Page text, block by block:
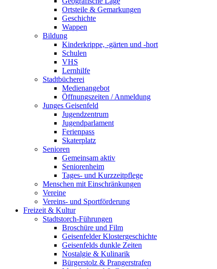
Ortsteile & Gemarkungen
Geschichte
Wappen
Bildung
Kinderkrippe, -gärten und -hort
Schulen
VHS
Lernhilfe
Stadtbücherei
Medienangebot
Öffnungszeiten / Anmeldung
Junges Geisenfeld
Jugendzentrum
Jugendparlament
Ferienpass
Skaterplatz
Senioren
Gemeinsam aktiv
Seniorenheim
Tages- und Kurzzeitpflege
Menschen mit Einschränkungen
Vereine
Vereins- und Sportförderung
Freizeit & Kultur
Stadtstorch-Führungen
Broschüre und Film
Geisenfelder Klostergeschichte
Geisenfelds dunkle Zeiten
Nostalgie & Kulinarik
Bürgerstolz & Prangerstrafen